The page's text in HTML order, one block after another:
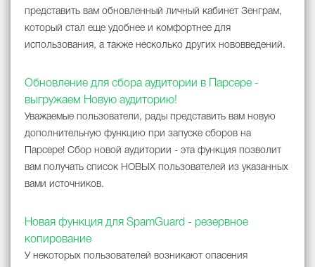
представить вам обновленный личный кабинет Зенграм,
который стал еще удобнее и комфортнее для
использования, а также несколько других нововведений.
Обновление для сбора аудитории в Парсере -
выгружаем Новую аудиторию!
Уважаемые пользователи, рады представить вам новую
дополнительную функцию при запуске сборов на
Парсере! Сбор новой аудитории - эта функция позволит
вам получать список НОВЫХ пользователей из указанных
вами источников.
Новая функция для SpamGuard - резервное
копирование
У некоторых пользователей возникают опасения